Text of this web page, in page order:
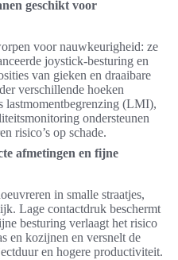
geschikt voor
voor nauwkeurigheid: ze
joystick-besturing en
van gieken en draaibare
verschillende hoeken
lastmomentbegrenzing (LMI),
ondersteunen
risico’s op schade.
afmetingen en fijne
in smalle straatjes,
Lage contactdruk beschermt
besturing verlaagt het risico
en kozijnen en versnelt de
en hogere productiviteit.